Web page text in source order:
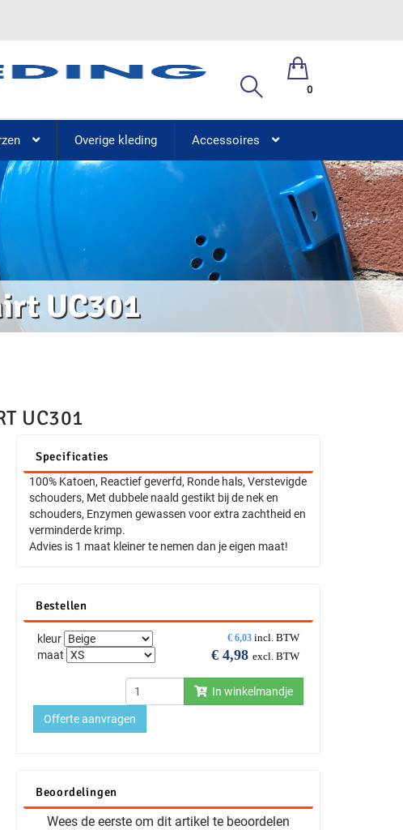
0
Overige kleding Accessoires
UC301
UC301
Specificaties
100% Katoen, Reactief geverfd, Ronde hals, Verstevigde
schouders, Met dubbele naald gestikt bij de nek en
schouders, Enzymen gewassen voor extra zachtheid en
verminderde krimp.
Advies is 1 maat kleiner te nemen dan je eigen maat!
Bestellen
€ 6,03 incl. BTW
€ 4,98 excl. BTW
kleur
maat
In winkelmandje
Offerte aanvragen
Beoordelingen
Wees de eerste om dit artikel te beoordelen